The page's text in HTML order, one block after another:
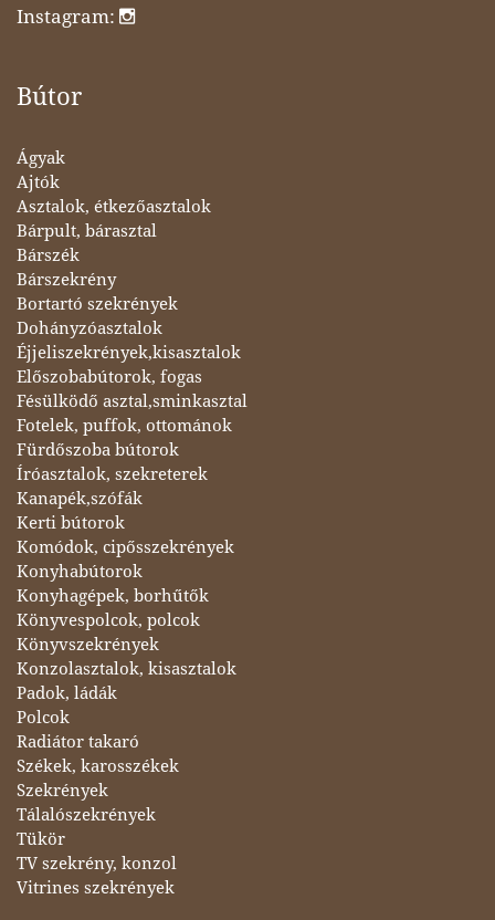
Instagram:
Bútor
Ágyak
Ajtók
Asztalok, étkezőasztalok
Bárpult, bárasztal
Bárszék
Bárszekrény
Bortartó szekrények
Dohányzóasztalok
Éjjeliszekrények,kisasztalok
Előszobabútorok, fogas
Fésülködő asztal,sminkasztal
Fotelek, puffok, ottománok
Fürdőszoba bútorok
Íróasztalok, szekreterek
Kanapék,szófák
Kerti bútorok
Komódok, cipősszekrények
Konyhabútorok
Konyhagépek, borhűtők
Könyvespolcok, polcok
Könyvszekrények
Konzolasztalok, kisasztalok
Padok, ládák
Polcok
Radiátor takaró
Székek, karosszékek
Szekrények
Tálalószekrények
Tükör
TV szekrény, konzol
Vitrines szekrények